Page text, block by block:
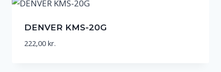
DENVER KMS-20G
222,00 kr.